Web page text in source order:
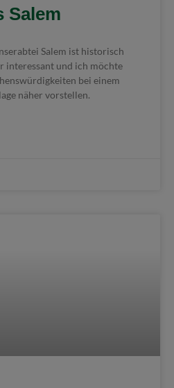
Salem
Salem ist historisch
interessant und ich möchte
bei einem
näher vorstellen.